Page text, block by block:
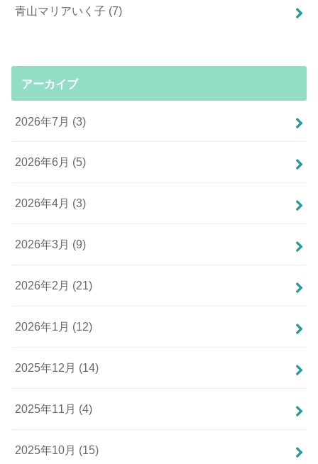
青山マリアいく子 (7)
アーカイブ
2026年7月 (3)
2026年6月 (5)
2026年4月 (3)
2026年3月 (9)
2026年2月 (21)
2026年1月 (12)
2025年12月 (14)
2025年11月 (4)
2025年10月 (15)